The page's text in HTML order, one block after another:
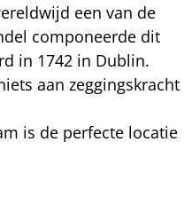
een van de
componeerde dit
in 1742 in Dublin.
aan zeggingskracht
is de perfecte locatie